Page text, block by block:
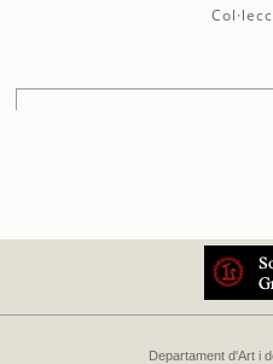
Departament d'Art i